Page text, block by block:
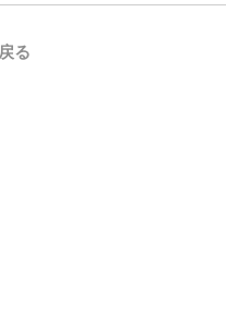
る